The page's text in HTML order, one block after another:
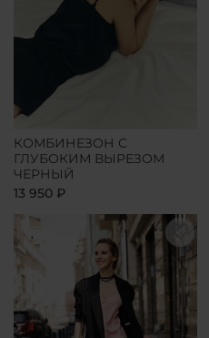
КОМБИНЕЗОН С
ГЛУБОКИМ ВЫРЕЗОМ
ЧЕРНЫЙ
13 950 ₽